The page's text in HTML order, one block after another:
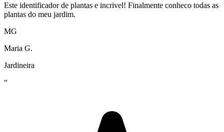
Este identificador de plantas e incrivel! Finalmente conheco todas as
plantas do meu jardim.
MG
Maria G.
Jardineira
“